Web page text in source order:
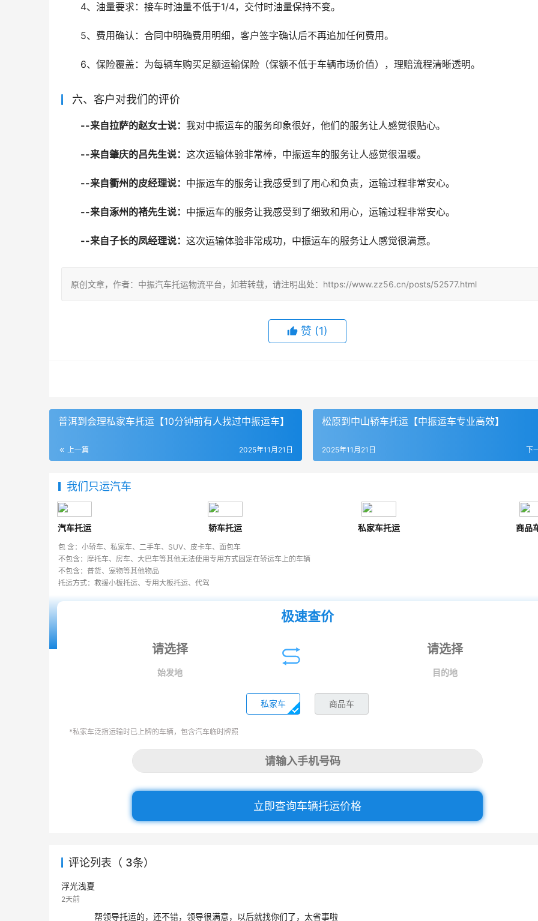
4、油量要求：接车时油量不低于1/4，交付时油量保持不变。
5、费用确认：合同中明确费用明细，客户签字确认后不再追加任何费用。
6、保险覆盖：为每辆车购买足额运输保险（保额不低于车辆市场价值），理赔流程清晰透明。
六、客户对我们的评价
--来自拉萨的赵女士说： 我对中振运车的服务印象很好，他们的服务让人感觉很贴心。
--来自肇庆的吕先生说： 这次运输体验非常棒，中振运车的服务让人感觉很温暖。
--来自衢州的皮经理说： 中振运车的服务让我感受到了用心和负责，运输过程非常安心。
--来自涿州的褚先生说： 中振运车的服务让我感受到了细致和用心，运输过程非常安心。
--来自子长的凤经理说： 这次运输体验非常成功，中振运车的服务让人感觉很满意。
原创文章，作者：中振汽车托运物流平台，如若转载，请注明出处：https://www.zz56.cn/posts/52577.html
赞 (1)
普洱到会理私家车托运【10分钟前有人找过中振运车】
上一篇 2025年11月21日
松原到中山轿车托运【中振运车专业高效】
下
2025年11月21日
我们只运汽车
汽车托运 轿车托运 私家车托运 商品
包 含：小轿车、私家车、二手车、SUV、皮卡车、面包车
不包含：摩托车、房车、大巴车等其他无法使用专用方式固定在轿运车上的车辆
不包含：普货、宠物等其他物品
托运方式：救援小板托运、专用大板托运、代驾
极速查价
始发地 目的地
私家车 商品车
*私家车泛指运输时已上牌的车辆，包含汽车临时牌照
立即查询车辆托运价格
评论列表（ 3条）
浮光浅夏
2天前
帮领导托运的，还不错，领导很满意，以后就找你们了，太省事啦